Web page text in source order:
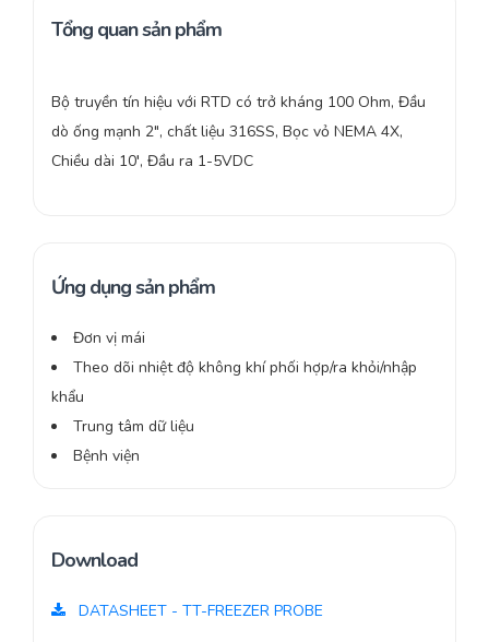
Tổng quan sản phẩm
Bộ truyền tín hiệu với RTD có trở kháng 100 Ohm, Đầu
dò ống mạnh 2″, chất liệu 316SS, Bọc vỏ NEMA 4X,
Chiều dài 10′, Đầu ra 1-5VDC
Ứng dụng sản phẩm
Đơn vị mái
Theo dõi nhiệt độ không khí phối hợp/ra khỏi/nhập
khẩu
Trung tâm dữ liệu
Bệnh viện
Download
DATASHEET - TT-FREEZER PROBE